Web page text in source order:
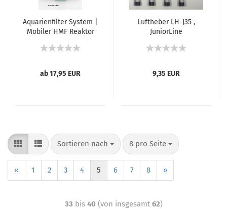
Aquarienfilter System |
Mobiler HMF Reaktor
ab 17,95 EUR
Luftheber LH-J35 ,
JuniorLine
9,35 EUR
Sortieren nach 8 pro Seite
« 1 2 3 4 5 6 7 8 »
33bis 40 (von insgesamt 62)